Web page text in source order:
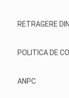
RETRAGERE
POLITICA DE
ANPC